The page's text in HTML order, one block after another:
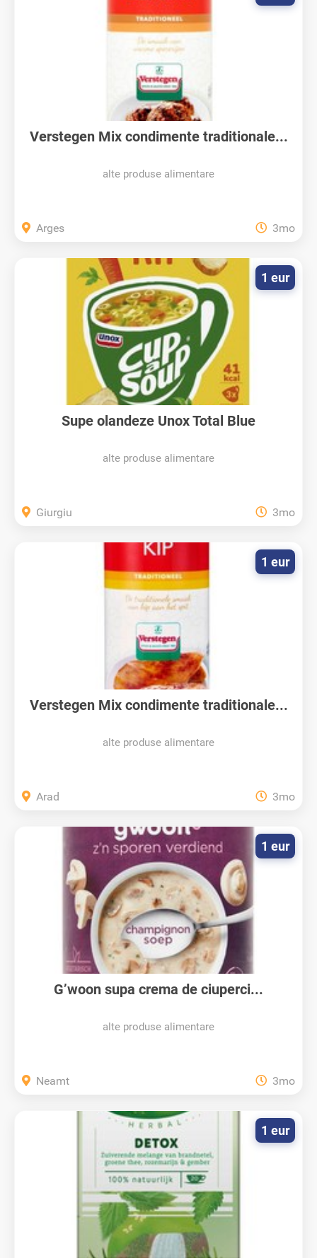
Verstegen Mix condimente traditionale...
alte produse alimentare
Arges 3mo
Supe olandeze Unox Total Blue
alte produse alimentare
1 eur
Giurgiu 3mo
Verstegen Mix condimente traditionale...
alte produse alimentare
1 eur
Arad 3mo
G’woon supa crema de ciuperci...
alte produse alimentare
1 eur
Neamt 3mo
1 eur